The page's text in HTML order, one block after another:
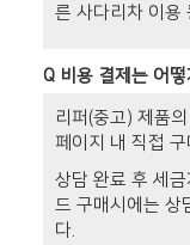
른 사다리차 이용
Q비용 결제는 어떻
리퍼(중고) 제품
페이지 내 직접
상담 완료 후 세
드 구매시에는 상
다.